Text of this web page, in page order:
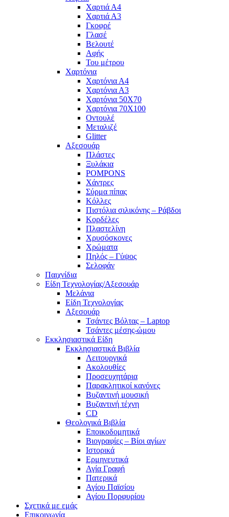
Χαρτιά Α4
Χαρτιά Α3
Γκοφρέ
Γλασέ
Βελουτέ
Αφής
Του μέτρου
Χαρτόνια
Χαρτόνια Α4
Χαρτόνια Α3
Χαρτόνια 50Χ70
Χαρτόνια 70Χ100
Οντουλέ
Μεταλιζέ
Glitter
Αξεσουάρ
Πλάστες
Ξυλάκια
POMPONS
Χάντρες
Σύρμα πίπας
Κόλλες
Πιστόλια σιλικόνης – Ράβδοι
Κορδέλες
Πλαστελίνη
Χρυσόσκονες
Χρώματα
Πηλός – Γύψος
Σελοφάν
Παιχνίδια
Είδη Τεχνολογίας/Αξεσουάρ
Μελάνια
Είδη Τεχνολογίας
Αξεσουάρ
Τσάντες Βόλτας – Laptop
Τσάντες μέσης-ώμου
Εκκλησιαστικά Είδη
Εκκλησιαστικά Βιβλία
Λειτουργικά
Ακολουθίες
Προσευχητάρια
Παρακλητικοί κανόνες
Βυζαντινή μουσική
Βυζαντινή τέχνη
CD
Θεολογικά Βιβλία
Εποικοδομητικά
Βιογραφίες – Βίοι αγίων
Ιστορικά
Ερμηνευτικά
Αγία Γραφή
Πατερικά
Αγίου Παϊσίου
Αγίου Πορφυρίου
Σχετικά με εμάς
Επικοινωνία